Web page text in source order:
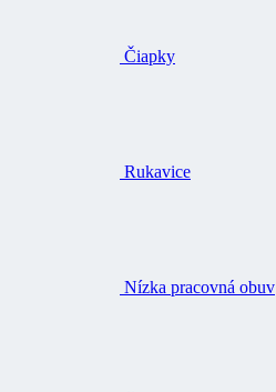
Čiapky
Rukavice
Nízka pracovná obuv